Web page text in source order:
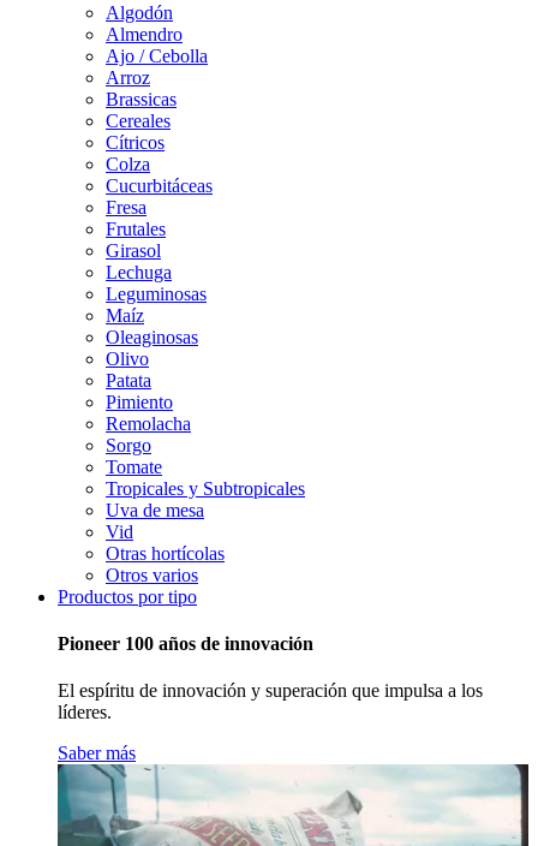
Algodón
Almendro
Ajo / Cebolla
Arroz
Brassicas
Cereales
Cítricos
Colza
Cucurbitáceas
Fresa
Frutales
Girasol
Lechuga
Leguminosas
Maíz
Oleaginosas
Olivo
Patata
Pimiento
Remolacha
Sorgo
Tomate
Tropicales y Subtropicales
Uva de mesa
Vid
Otras hortícolas
Otros varios
Productos por tipo
Pioneer 100 años de innovación
El espíritu de innovación y superación que impulsa a los
líderes.
Saber más